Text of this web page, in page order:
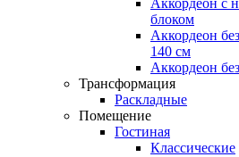
Аккордеон c
блоком
Аккордеон
140 см
Аккордеон
Трансформация
Раскладные
Помещение
Гостиная
Классические